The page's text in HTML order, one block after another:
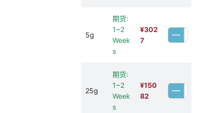
5g
期货:
1~2
Week
s
¥302
7
25g
期货:
1~2
Week
s
¥150
82